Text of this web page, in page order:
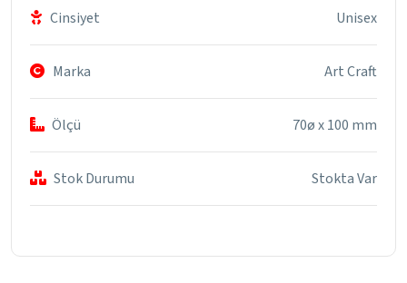
Cinsiyet Unisex
Marka Art Craft
Ölçü 70ø x 100 mm
Stok Durumu Stokta Var